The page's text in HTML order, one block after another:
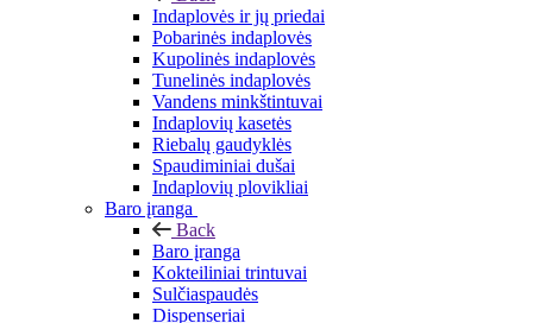
Indaplovės ir jų priedai
Pobarinės indaplovės
Kupolinės indaplovės
Tunelinės indaplovės
Vandens minkštintuvai
Indaplovių kasetės
Riebalų gaudyklės
Spaudiminiai dušai
Indaplovių plovikliai
Baro įranga
Back
Baro įranga
Kokteiliniai trintuvai
Sulčiaspaudės
Dispenseriai